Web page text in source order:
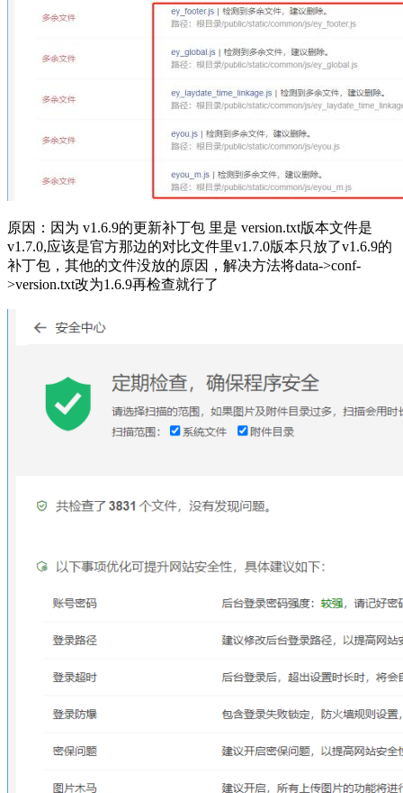
原因：因为 v1.6.9的更新补丁包 里是 version.txt版本文件是
v1.7.0,应该是官方那边的对比文件里v1.7.0版本只放了v1.6.9的
补丁包，其他的文件没放的原因，解决方法将data->conf-
>version.txt改为1.6.9再检查就行了